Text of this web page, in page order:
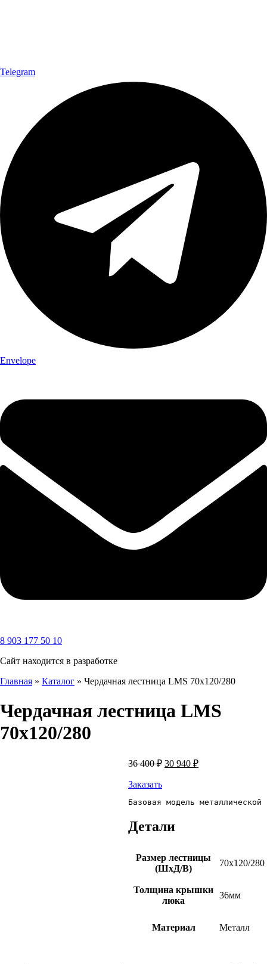
Telegram
Envelope
8 903 177 50 10
Сайт находится в разработке
Главная » Каталог » Чердачная лестница LMS 70х120/280
Чердачная лестница LMS
70х120/280
36 400₽ Первоначальная
400 ₽.
30 940₽Текущая
Заказать
Базовая модель
Детали
Размер лестницы
(ШхД/В)
70х120/280
Толщина крышки
люка
36мм
Материал Металл